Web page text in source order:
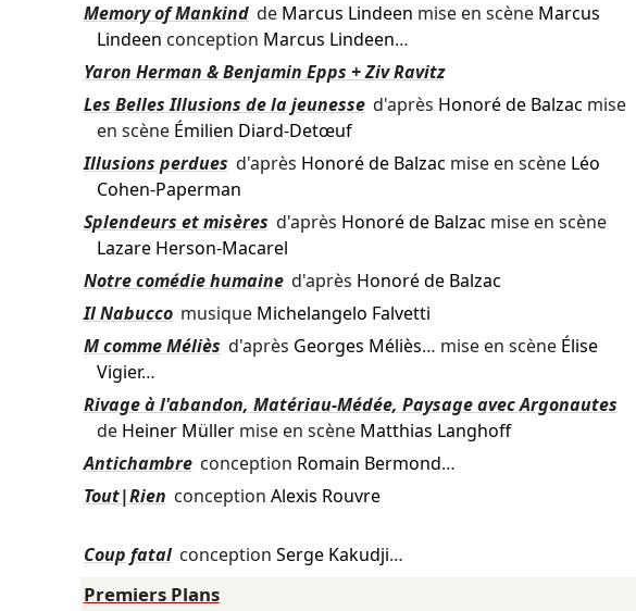
Memory of Mankind de Marcus Lindeen mise en scène Marcus
Lindeen conception Marcus Lindeen…
Yaron Herman & Benjamin Epps + Ziv Ravitz
Les Belles Illusions de la jeunesse d'après Honoré de Balzac mise
en scène Émilien Diard-Detœuf
Illusions perdues d'après Honoré de Balzac mise en scène Léo
Cohen-Paperman
Splendeurs et misères d'après Honoré de Balzac mise en scène
Lazare Herson-Macarel
Notre comédie humaine d'après Honoré de Balzac
Il Nabucco musique Michelangelo Falvetti
M comme Méliès d'après Georges Méliès… mise en scène Élise
Vigier…
Rivage à l'abandon, Matériau-Médée, Paysage avec Argonautes
de Heiner Müllermise en scène Matthias Langhoff
Antichambre conception Romain Bermond…
Tout|Rien conception Alexis Rouvre
Coup fatal conception Serge Kakudji…
Premiers Plans